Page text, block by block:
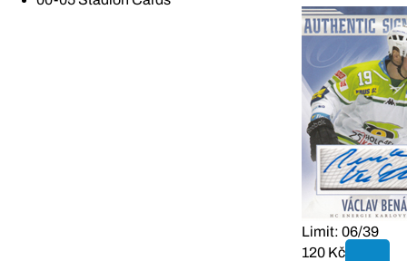
Limit: 06/39
120 Kč